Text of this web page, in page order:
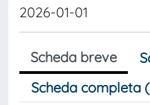
2026-01-01
Scheda breve
Scheda completa